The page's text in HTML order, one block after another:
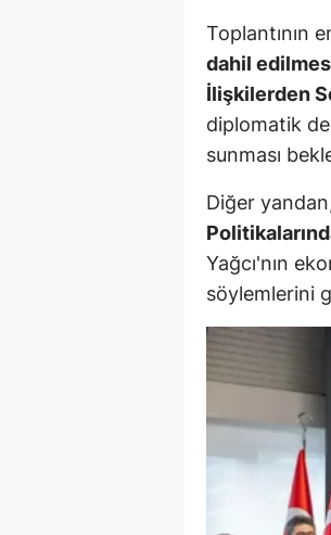
Toplantının
dahil
İlişkilerden
diplomatik
sunması
Diğer
Yağcı'nın
söylemlerini